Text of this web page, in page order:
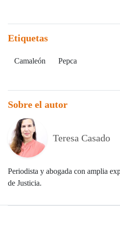
Etiquetas
Camaleón Pepca
Sobre el autor
Teresa Casado
Periodista y abogada con amplia
de Justicia.